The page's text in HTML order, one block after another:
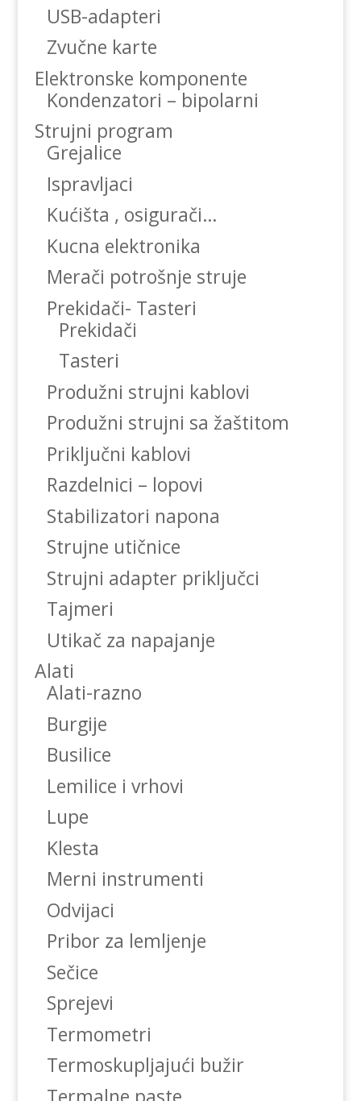
USB-adapteri
Zvučne karte
Elektronske komponente
Kondenzatori – bipolarni
Strujni program
Grejalice
Ispravljaci
Kućišta , osigurači…
Kucna elektronika
Merači potrošnje struje
Prekidači- Tasteri
Prekidači
Tasteri
Produžni strujni kablovi
Produžni strujni sa žaštitom
Priključni kablovi
Razdelnici – lopovi
Stabilizatori napona
Strujne utičnice
Strujni adapter priključci
Tajmeri
Utikač za napajanje
Alati
Alati-razno
Burgije
Busilice
Lemilice i vrhovi
Lupe
Klesta
Merni instrumenti
Odvijaci
Pribor za lemljenje
Sečice
Sprejevi
Termometri
Termoskupljajući bužir